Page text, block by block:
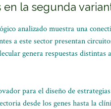
en la segunda
analizado muestra una
a este sector presentan
genera respuestas
para el diseño de
desde los genes hasta la